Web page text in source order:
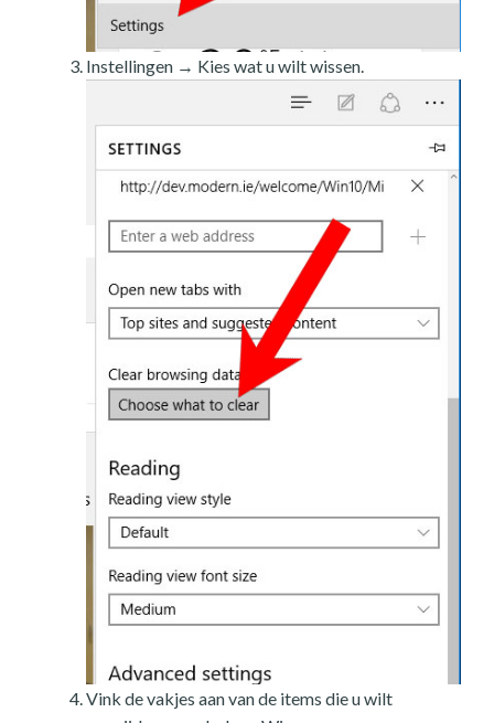
Instellingen → Kies wat u wilt wissen.
Vink de vakjes aan van de items die u wilt